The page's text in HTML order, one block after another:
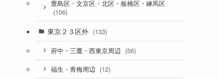
豊島区・文京区・北区・板橋区・練馬区
(106)
東京２３区外 (133)
府中・三鷹・西東京周辺 (56)
福生・青梅周辺 (12)